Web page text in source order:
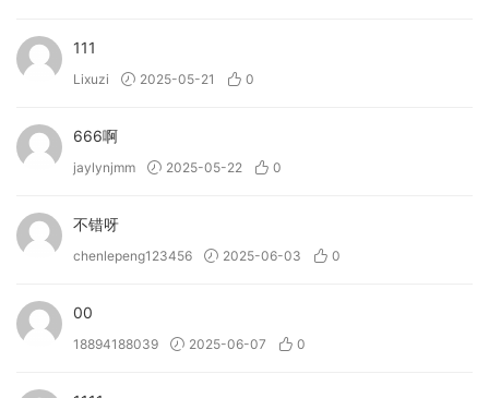
111
Lixuzi 2025-05-21 0
666啊
jaylynjmm 2025-05-22 0
不错呀
chenlepeng123456 2025-06-03 0
00
18894188039 2025-06-07 0